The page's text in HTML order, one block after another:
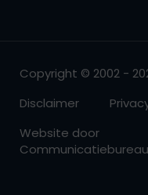
Copyright © 2002 -
Disclaimer
Website door